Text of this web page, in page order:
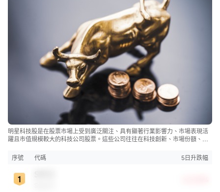
明星科技股是在股票市場上受到廣泛關注、具有顯著行業影響力、市場表現活
躍且市值規模較大的科技公司股票。這些公司往往在科技創新、市場份額、品
市，特別是科技行業板塊乃至全球經濟具有顯著影響。
序號 代碼 5日升跌幅